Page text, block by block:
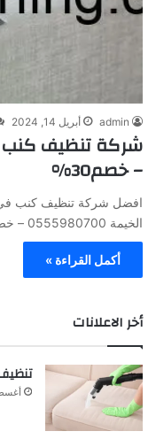
admin أبريل 14, 2024
– خصم30%
افضل شركة تنظيف كنب
الخيمة 0555980700 – خصم30% تعتبر الأرائك جزءًا أساسيًا…
أكمل القراءة »
أخر الاعلانات
تنظيف
أغسطس